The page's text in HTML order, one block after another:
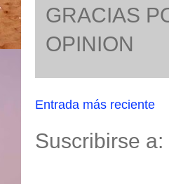
GRACIAS
OPINION
Entrada más reciente
Suscribirse a: